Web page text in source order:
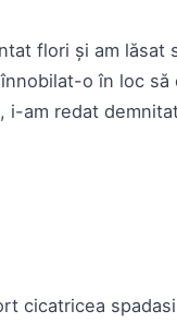
flori și am lăsat
o în loc să
i-am redat
cicatricea